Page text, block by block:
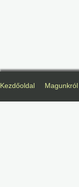
Kezdőoldal Magunkról